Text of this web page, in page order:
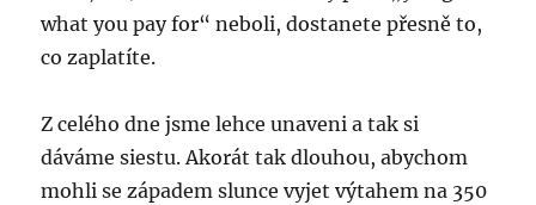
what you pay for“ neboli, dostanete přesně to,
co zaplatíte.
Z celého dne jsme lehce unaveni a tak si
dáváme siestu. Akorát tak dlouhou, abychom
mohli se západem slunce vyjet výtahem na 350